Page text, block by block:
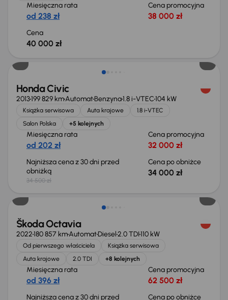
Miesięczna rata
od 238 zł
Cena promocyjna
38 000 zł
Cena
40 000 zł
Honda Civic
2013199 829 kmAutomatBenzyna1.8 i-VTEC104 kW
Książka serwisowa Auta krajowe
1.8 i-VTEC
Salon Polska
+5 kolejnych
Miesięczna rata
od 202 zł
Cena promocyjna
32 000 zł
Najniższa cena z 30 dni przed
obniżką
34 500 zł
Cena po obniżce
34 000 zł
Świeżo skupione
Škoda Octavia
2022180 857 kmAutomatDiesel2.0 TDI110 kW
Od pierwszego właściciela
Książka serwisowa
Auta krajowe
2.0 TDI +8 kolejnych
Miesięczna rata
od 396 zł
Cena promocyjna
62 500 zł
Najniższa cena z 30 dni przed
Cena po obniżce